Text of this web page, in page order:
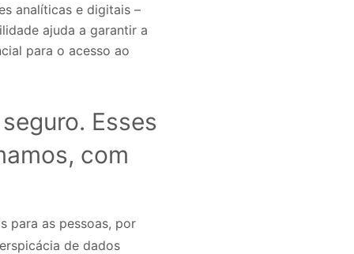
analíticas e digitais –
ajuda a garantir a
para o acesso ao
Esses
com
​​para as pessoas, por
de dados